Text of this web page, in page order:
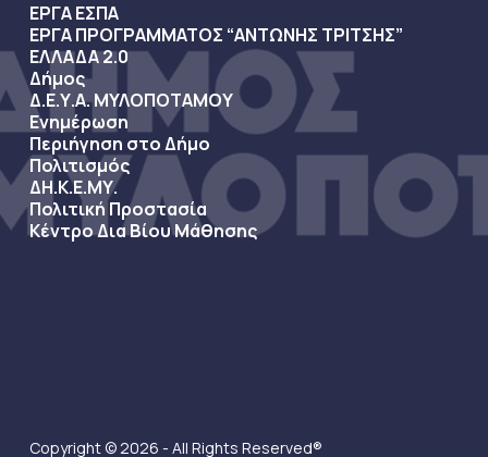
ΕΡΓΑ ΕΣΠΑ
ΕΡΓΑ ΠΡΟΓΡΑΜΜΑΤΟΣ “ΑΝΤΩΝΗΣ ΤΡΙΤΣΗΣ”
ΕΛΛΑΔΑ 2.0
Δήμος
Δ.Ε.Υ.Α. ΜΥΛΟΠΟΤΑΜΟΥ
Ενημέρωση
Περιήγηση στο Δήμο
Πολιτισμός
ΔΗ.Κ.Ε.ΜΥ.
Πολιτική Προστασία
Κέντρο Δια Βίου Μάθησης
Copyright © 2026 - All Rights Reserved®